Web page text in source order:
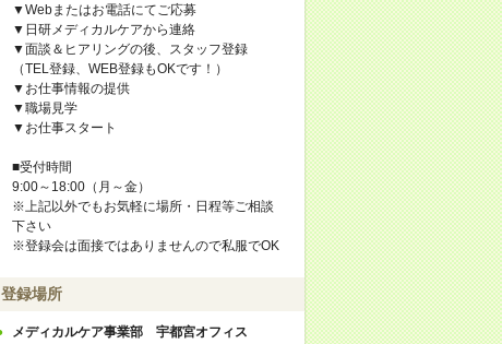
▼Webまたはお電話にてご応募
▼日研メディカルケアから連絡
▼面談＆ヒアリングの後、スタッフ登録
（TEL登録、WEB登録もOKです！）
▼お仕事情報の提供
▼職場見学
▼お仕事スタート
■受付時間
9:00～18:00（月～金）
※上記以外でもお気軽に場所・日程等ご相談
下さい
※登録会は面接ではありませんので私服でOK
登録場所
メディカルケア事業部 宇都宮オフィス